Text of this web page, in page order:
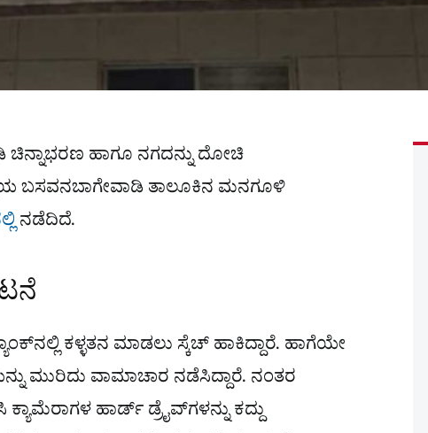
ಚಿನ್ನಾಭರಣ ಹಾಗೂ ನಗದನ್ನು ದೋಚಿ
ಬಸವನಬಾಗೇವಾಡಿ ತಾಲೂಕಿನ ಮನಗೂಳಿ
ನಡೆದಿದೆ.
ಕಳ್ಳತನ ಮಾಡಲು ಸ್ಕೆಚ್​ ಹಾಕಿದ್ದಾರೆ. ಹಾಗೆಯೇ
ಮುರಿದು ವಾಮಾಚಾರ ನಡೆಸಿದ್ದಾರೆ. ನಂತರ
ಹಾರ್ಡ್​ ಡ್ರೈವ್​ಗಳನ್ನು ಕದ್ದು